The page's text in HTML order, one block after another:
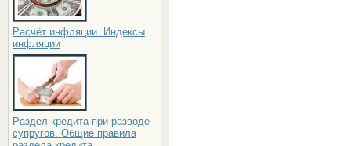
Расчёт инфляции. Индексы
инфляции
Раздел кредита при разводе
супругов. Общие правила